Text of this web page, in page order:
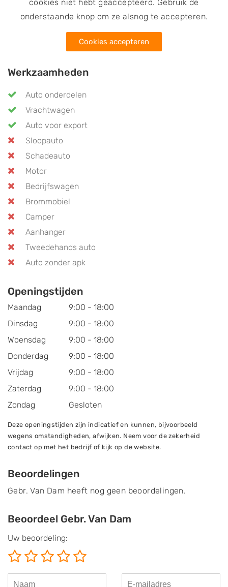
cookies niet hebt geaccepteerd. Gebruik de
onderstaande knop om ze alsnog te accepteren.
Cookies accepteren
Werkzaamheden
Auto onderdelen
Vrachtwagen
Auto voor export
Sloopauto
Schadeauto
Motor
Bedrijfswagen
Brommobiel
Camper
Aanhanger
Tweedehands auto
Auto zonder apk
Openingstijden
Maandag
9:00 - 18:00
Dinsdag
9:00 - 18:00
Woensdag
9:00 - 18:00
Donderdag
9:00 - 18:00
Vrijdag
9:00 - 18:00
Zaterdag
9:00 - 18:00
Zondag
Gesloten
Deze openingstijden zijn indicatief en kunnen, bijvoorbeeld
wegens omstandigheden, afwijken. Neem voor de zekerheid
contact op met het bedrijf of kijk op de website.
Beoordelingen
Gebr. Van Dam heeft nog geen beoordelingen.
Beoordeel Gebr. Van Dam
Uw beoordeling: